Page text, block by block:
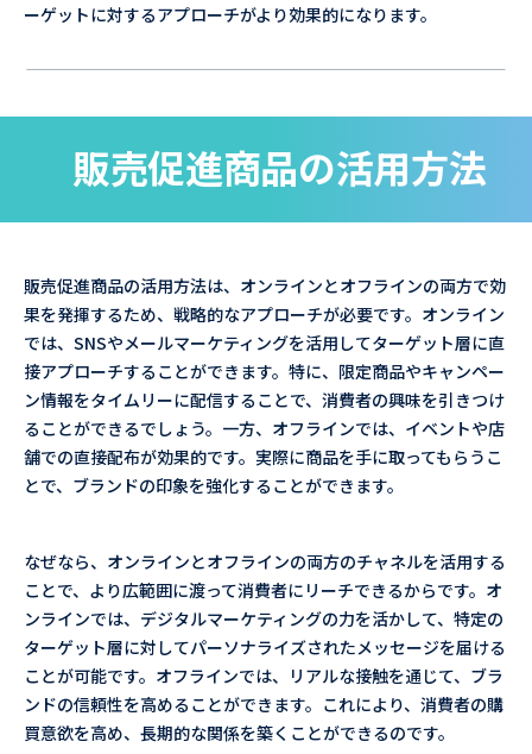
ーゲットに対するアプローチがより効果的になります。
販売促進商品の活用方法
販売促進商品の活用方法は、オンラインとオフラインの両方で効
果を発揮するため、戦略的なアプローチが必要です。オンライン
では、SNSやメールマーケティングを活用してターゲット層に直
接アプローチすることができます。特に、限定商品やキャンペー
ン情報をタイムリーに配信することで、消費者の興味を引きつけ
ることができるでしょう。一方、オフラインでは、イベントや店
舗での直接配布が効果的です。実際に商品を手に取ってもらうこ
とで、ブランドの印象を強化することができます。
なぜなら、オンラインとオフラインの両方のチャネルを活用する
ことで、より広範囲に渡って消費者にリーチできるからです。オ
ンラインでは、デジタルマーケティングの力を活かして、特定の
ターゲット層に対してパーソナライズされたメッセージを届ける
ことが可能です。オフラインでは、リアルな接触を通じて、ブラ
ンドの信頼性を高めることができます。これにより、消費者の購
買意欲を高め、長期的な関係を築くことができるのです。